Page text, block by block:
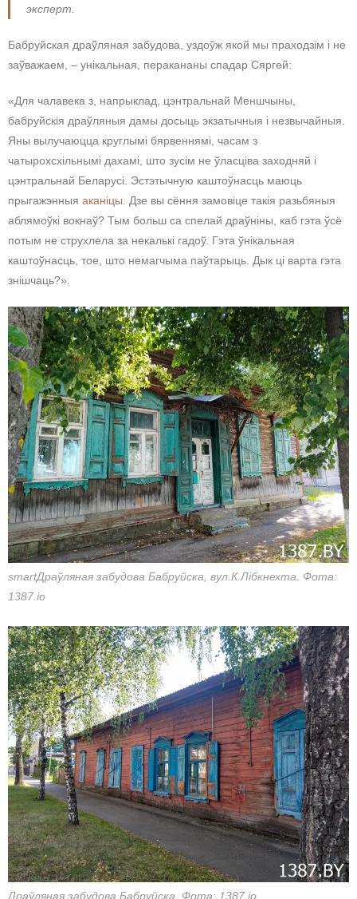
эксперт.
Бабруйская драўляная забудова, уздоўж якой мы праходзім і не
заўважаем, – унікальная, перакананы спадар Сяргей:
«Для чалавека з, напрыклад, цэнтральнай Меншчыны,
бабруйскія драўляныя дамы досыць экзатычныя і незвычайныя.
Яны вылучаюцца круглымі бярвеннямі, часам з
чатырохсхільнымі дахамі, што зусім не ўласціва заходняй і
цэнтральнай Беларусі. Эстэтычную каштоўнасць маюць
прыгажэнныя аканіцы . Дзе вы сёння замовіце такія разьбяныя
аблямоўкі вокнаў? Тым больш са спелай драўніны, каб гэта ўсё
потым не струхлела за некалькі гадоў. Гэта ўнікальная
каштоўнасць, тое, што немагчыма паўтарыць. Дык ці варта гэта
знішчаць?».
smartДраўляная забудова Бабруйска, вул.К.Лібкнехта. Фота:
1387.io
Драўляная забудова Бабруйска. Фота: 1387.io